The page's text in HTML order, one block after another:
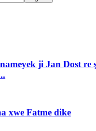
ji Jan Dost re
xwe Fatme dike